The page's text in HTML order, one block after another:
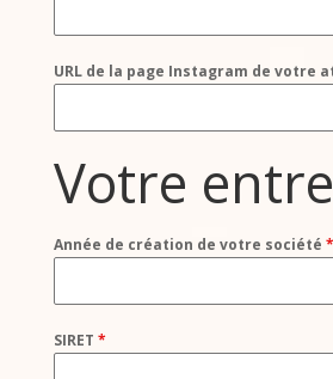
URL de la page Instagram de votre
Votre
Année de création de votre société *
SIRET *